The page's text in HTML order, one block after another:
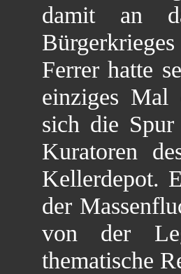
damit an
Ferrer hatte
einziges Mal
sich die Spur
Kuratoren
Kellerdepot.
der
von der
thematische